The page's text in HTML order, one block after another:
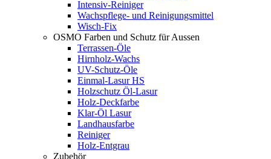
Intensiv-Reiniger
Wachspflege- und Reinigungsmittel
Wisch-Fix
OSMO Farben und Schutz für Aussen
Terrassen-Öle
Hirnholz-Wachs
UV-Schutz-Öle
Einmal-Lasur HS
Holzschutz Öl-Lasur
Holz-Deckfarbe
Klar-Öl Lasur
Landhausfarbe
Reiniger
Holz-Entgrau
Zubehör